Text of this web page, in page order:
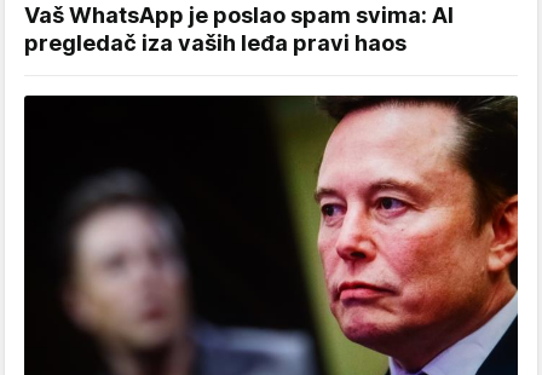
Vaš WhatsApp je poslao spam svima: AI
pregledač iza vaših leđa pravi haos